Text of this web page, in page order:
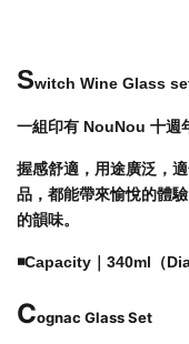
Switch Wine Glass
一組印有 NouNou 十週
握感舒適，用途廣泛，
品，都能帶來愉悅的體
的韻味。
◾️Capacity｜ 340ml（
Cognac Glass Set